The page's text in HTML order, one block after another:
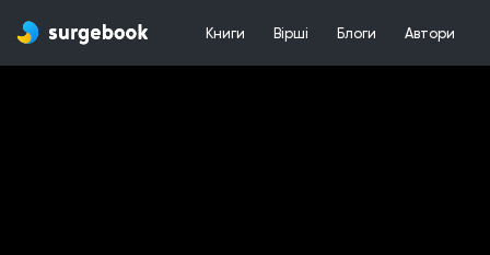
Книги Вірші Блоги Автори